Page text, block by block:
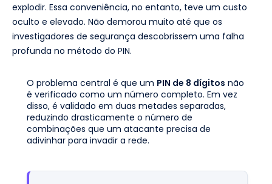
explodir. Essa conveniência, no entanto, teve um custo
oculto e elevado. Não demorou muito até que os
investigadores de segurança descobrissem uma falha
profunda no método do PIN.
O problema central é que um PIN de 8 dígitos não
é verificado como um número completo. Em vez
disso, é validado em duas metades separadas,
reduzindo drasticamente o número de
combinações que um atacante precisa de
adivinhar para invadir a rede.